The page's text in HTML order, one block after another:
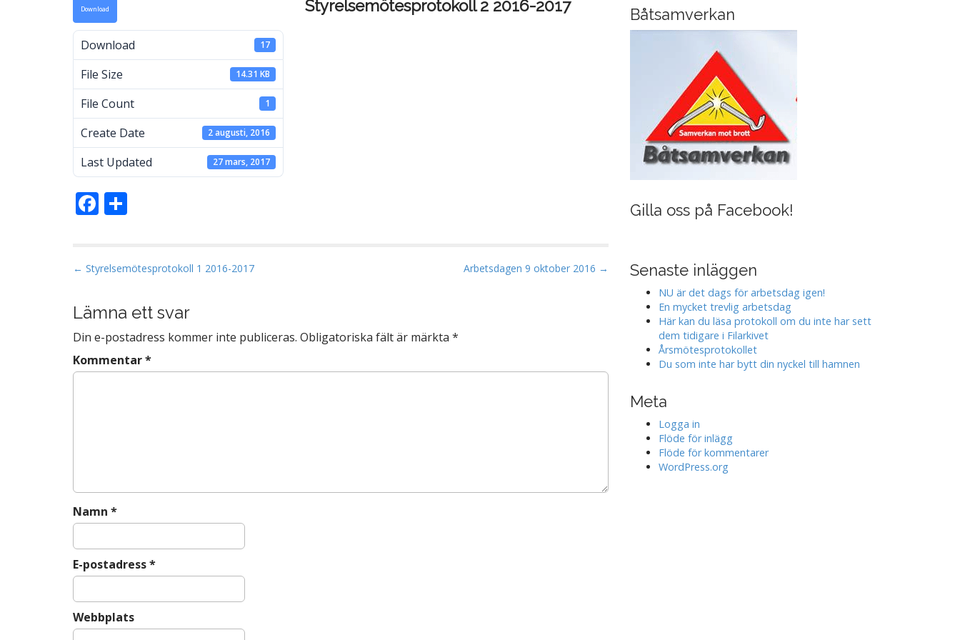
M
a
Download
Download 17
File Size 14.31 KB
File Count 1
Create Date 2 augusti, 2016
Last Updated 27 mars, 2017
Styrelsemötesprotokoll 2 2016-2017
F
b
o
k
P
s
t
n
a
v
o
n
← Styrelsemötesprotokoll 1 2016-2017 Arbetsdagen 9 oktober 2016 →
Lämna ett svar
Din e-postadress kommer inte publiceras. Obligatoriska fält är märkta *
Kommentar*
Namn *
E-postadress*
Webbplats
Båtsamverkan
Gilla oss på Facebook!
Senaste inläggen
NU är det dags för arbetsdag igen!
En mycket trevlig arbetsdag
Här kan du läsa protokoll om du inte har sett
dem tidigare i Filarkivet
Årsmötesprotokollet
Du som inte har bytt din nyckel till hamnen
Meta
Logga in
Flöde för inlägg
Flöde för kommentarer
WordPress.org